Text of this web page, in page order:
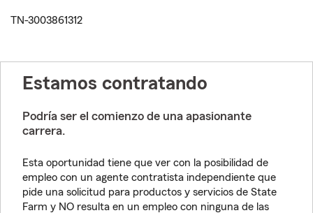
TN-3003861312
Estamos contratando
Podría ser el comienzo de una apasionante
carrera.
Esta oportunidad tiene que ver con la posibilidad de
empleo con un agente contratista independiente que
pide una solicitud para productos y servicios de State
Farm y NO resulta en un empleo con ninguna de las